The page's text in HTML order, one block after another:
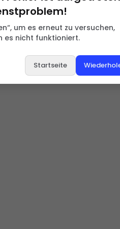
um es erneut zu versuchen,
es nicht funktioniert.
Startseite